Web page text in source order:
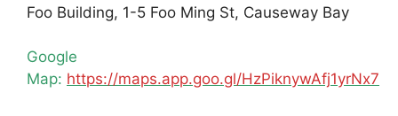
Foo Building, 1-5 Foo Ming St, Causeway Bay
Google
Map: https://maps.app.goo.gl/HzPiknywAfj1yrNx7